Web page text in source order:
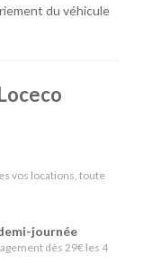
flotte complète
les vacances ou
pour un
transport de
du véhicule
vos locations, toute
journée
dès 29€ les 4